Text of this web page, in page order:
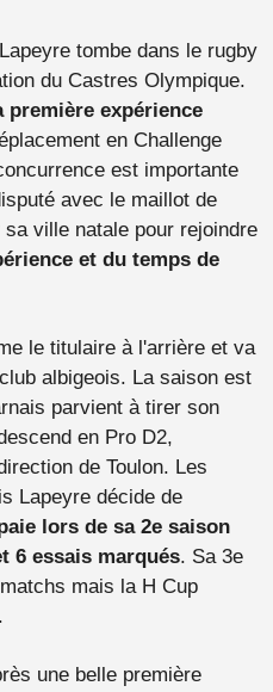
tombe dans le rugby
du Castres Olympique.
première expérience
en Challenge
est importante
avec le maillot de
ville natale pour rejoindre
et du temps de
le titulaire à l'arrière et va
albigeois. La saison est
parvient à tirer son
en Pro D2,
de Toulon. Les
Lapeyre décide de
lors de sa 2e saison
6 essais marqués. Sa 3e
mais la H Cup
une belle première